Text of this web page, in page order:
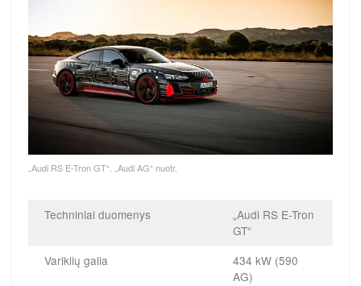
„Audi RS E-Tron GT“. „Audi AG“ nuotr.
Techniniai duomenys
„Audi RS E-Tron
GT“
Variklių galia
434 kW (590
AG)